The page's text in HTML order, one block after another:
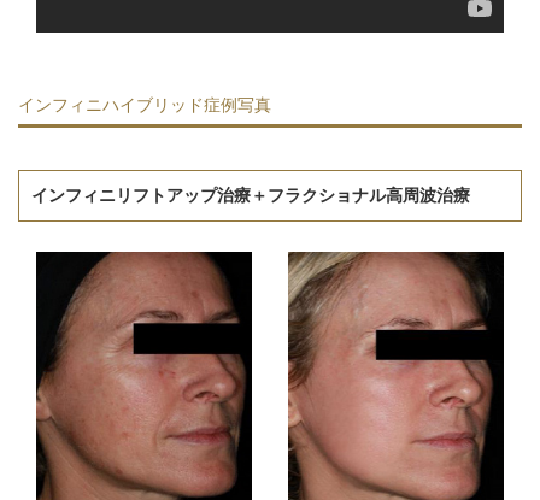
インフィニハイブリッド症例写真
インフィニリフトアップ治療＋フラクショナル高周波治療